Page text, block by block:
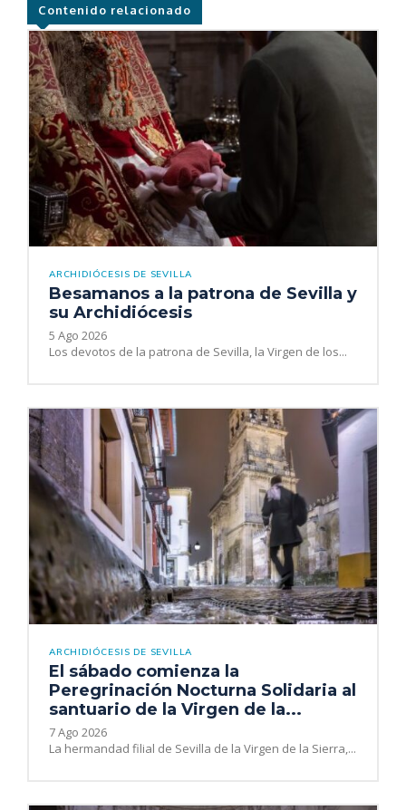
Contenido relacionado
ARCHIDIÓCESIS DE SEVILLA
Besamanos a la patrona de Sevilla y
su Archidiócesis
5 Ago 2026
Los devotos de la patrona de Sevilla, la Virgen de los...
ARCHIDIÓCESIS DE SEVILLA
El sábado comienza la
Peregrinación Nocturna Solidaria al
santuario de la Virgen de la...
7 Ago 2026
La hermandad filial de Sevilla de la Virgen de la Sierra,...